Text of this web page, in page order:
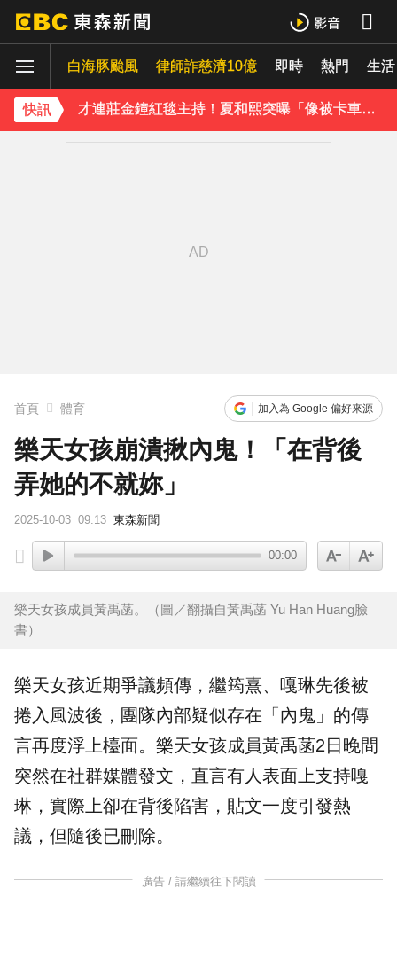
白海豚颱風 律師詐慈濟10億 即時 熱門 生活
快訊
下載東森App，隨時掌握天下大小事！
才連莊金鐘紅毯主持！夏和熙突曝「像被卡車撞」備賽狂操滿手繭
首頁 體育 加入為 Google 偏好來源
樂天女孩崩潰揪內鬼！「在背後
弄她的不就妳」
2025-10-03 09:13 東森新聞
00:00
樂天女孩成員黃禹菡。（圖／翻攝自黃禹菡 Yu Han Huang臉
書）
樂天女孩近期爭議頻傳，繼筠熹、嘎琳先後被
捲入風波後，團隊內部疑似存在「 內鬼 」的傳
言再度浮上檯面。樂天女孩成員黃禹菡2日晚間
突然在社群媒體發文，直言有人表面上支持嘎
琳，實際上卻在背後陷害，貼文一度引發熱
議，但隨後已刪除。
廣告 / 請繼續往下閱讀